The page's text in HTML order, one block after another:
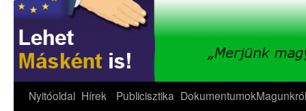
Kilépés
Nyitóoldal Hírek Publicisztika DokumentumokMagunkról